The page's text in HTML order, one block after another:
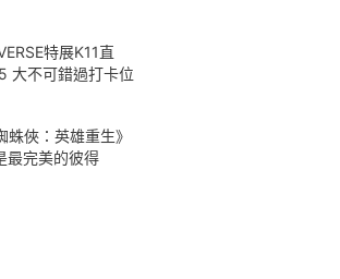
特展K11直
大不可錯過打卡位
俠：英雄重生》
最完美的彼得